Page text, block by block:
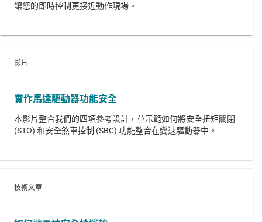
讓您的即時控制更接近動作現場。
影片
實作馬達驅動器功能安全
本影片整合我們的四項參考設計，並示範如何將安全扭矩關閉
(STO) 和安全煞車控制 (SBC) 功能整合在變速驅動器中。
技術文章